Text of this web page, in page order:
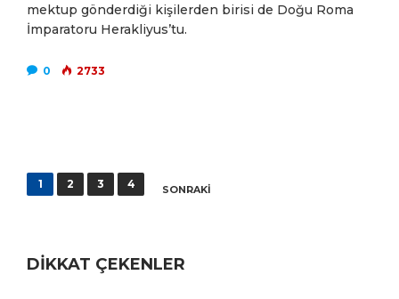
mektup gönderdiği kişilerden birisi de Doğu Roma
İmparatoru Herakliyus’tu.
0 2733
Yazı
1 2 3 4 SONRAKI
DİKKAT ÇEKENLER